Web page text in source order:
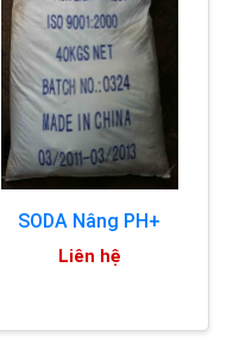
SODA Nâng PH+
Liên hệ